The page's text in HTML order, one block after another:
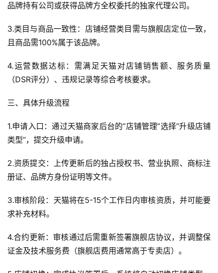
品牌持有公司或获得品牌方全权委托的独家代理公司。
3.类目与商品一致性：店铺经营类目需与旗舰店定位一致，
且商品需100%属于该品牌。
4.运营数据达标：需满足天猫对店铺销售额、服务质量
（DSR评分）、违规记录等综合考核要求。
三、具体升级流程
1.申请入口：通过天猫商家后台的“店铺管理”选择“升级店铺
类型”，提交升级申请。
2.资质提交：上传更新后的独占授权书、营业执照、商标注
册证、品牌方身份证明等文件。
3.审核阶段：天猫将在5-15个工作日内审核资质，并可能要
求补充材料。
4.合约更新：审核通过后需重新签署旗舰店协议，并调整保
证金及技术服务费（旗舰店费用通常高于专卖店）。